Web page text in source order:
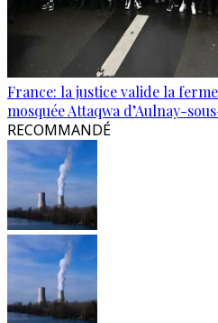
France: la justice valide la
mosquée Attaqwa d’Aulnay-
RECOMMANDÉ